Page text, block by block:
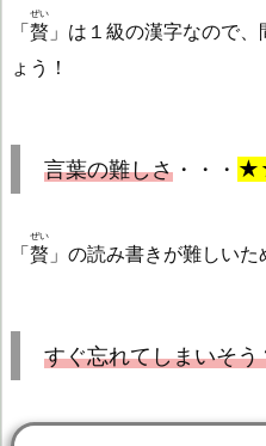
「贅
ぜい
」は１級の漢字なので
ょう！
言葉の難しさ ・・・
「贅
ぜい
」の読み書きが難しいた
すぐ忘れてしまいそ